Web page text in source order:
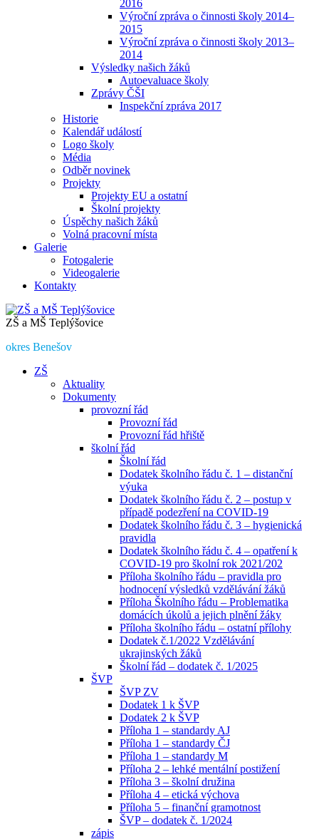
2016
Výroční zpráva o činnosti školy 2014–
2015
Výroční zpráva o činnosti školy 2013–
2014
Výsledky našich žáků
Autoevaluace školy
Zprávy ČŠI
Inspekční zpráva 2017
Historie
Kalendář událostí
Logo školy
Média
Odběr novinek
Projekty
Projekty EU a ostatní
Školní projekty
Úspěchy našich žáků
Volná pracovní místa
Galerie
Fotogalerie
Videogalerie
Kontakty
ZŠ a MŠ Teplýšovice
okres Benešov
ZŠ
Aktuality
Dokumenty
provozní řád
Provozní řád
Provozní řád hřiště
školní řád
Školní řád
Dodatek školního řádu č. 1 – distanční
výuka
Dodatek školního řádu č. 2 – postup v
případě podezření na COVID-19
Dodatek školního řádu č. 3 – hygienická
pravidla
Dodatek školního řádu č. 4 – opatření k
COVID-19 pro školní rok 2021/202
Příloha školního řádu – pravidla pro
hodnocení výsledků vzdělávání žáků
Příloha Školního řádu – Problematika
domácích úkolů a jejich plnění žáky
Příloha školního řádu – ostatní přílohy
Dodatek č.1/2022 Vzdělávání
ukrajinských žáků
Školní řád – dodatek č. 1/2025
ŠVP
ŠVP ZV
Dodatek 1 k ŠVP
Dodatek 2 k ŠVP
Příloha 1 – standardy AJ
Příloha 1 – standardy ČJ
Příloha 1 – standardy M
Příloha 2 – lehké mentální postižení
Příloha 3 – školní družina
Příloha 4 – etická výchova
Příloha 5 – finanční gramotnost
ŠVP – dodatek č. 1/2024
zápis